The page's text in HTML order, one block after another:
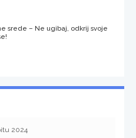
srede – Ne ugibaj, odkrij svoje
2024